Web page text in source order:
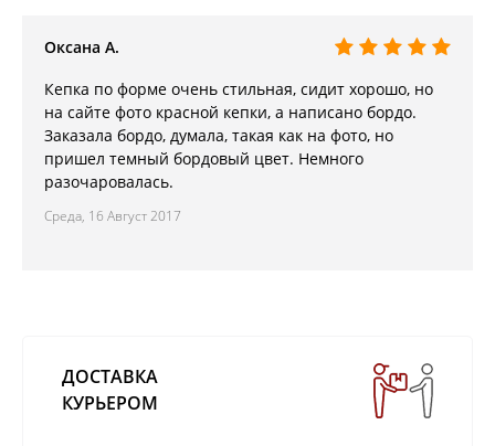
Оксана А.
Кепка по форме очень стильная, сидит хорошо, но
на сайте фото красной кепки, а написано бордо.
Заказала бордо, думала, такая как на фото, но
пришел темный бордовый цвет. Немного
разочаровалась.
Среда, 16 Август 2017
ДОСТАВКА
КУРЬЕРОМ